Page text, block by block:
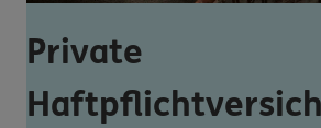
Private